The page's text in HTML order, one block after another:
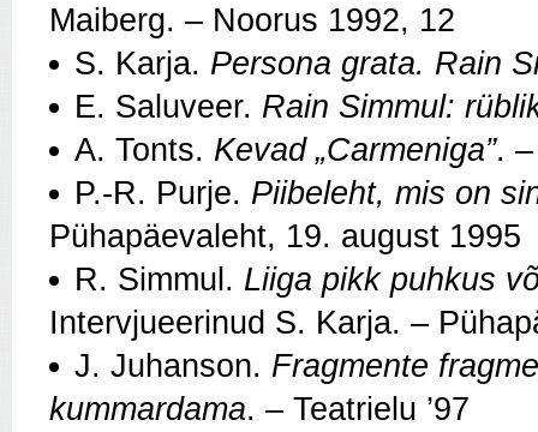
Maiberg. – Noorus 1992, 12
S. Karja. Persona grata. Rain
E. Saluveer. Rain Simmul:
A. Tonts. Kevad „Carmeniga”.
P.‑R. Purje. Piibeleht, mis on
Pühapäevaleht, 19. august 1995
R. Simmul. Liiga pikk puhkus
Intervjueerinud S. Karja. –
J. Juhanson. Fragmente
kummardama. – Teatrielu ’97